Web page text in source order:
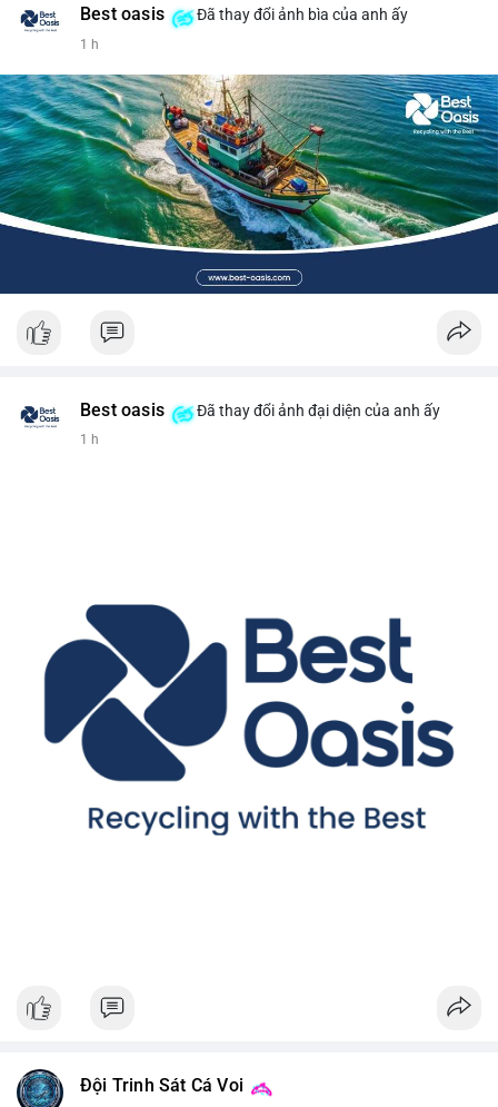
Best oasis Đã thay đổi ảnh bìa của anh ấy
1 h
Best oasis Đã thay đổi ảnh đại diện của anh ấy
1 h
Đội Trinh Sát Cá Voi